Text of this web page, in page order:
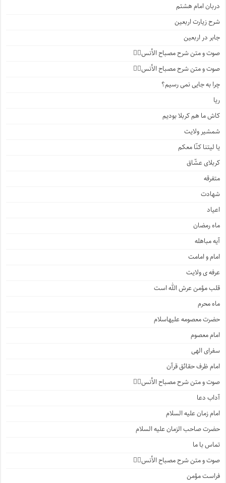
دربان امام هشتم
شرح زیارت اربعین
جابر در اربعین
صوت و متن شرح مصباح الأنس۴️⃣
صوت و متن شرح مصباح الأنس۳️⃣
چرا به جایی نمی رسیم؟
ریا
کاش ما هم کربلا بودیم
شمشیر ولایت
یا لیتنا کنّا معکم
کربلای عشّاق
متفرقه
شهادت
اعیاد
ماه رمضان
آیه مباهله
امام و امامت
عرفه ی ولایت
قلب مؤمن عرش الله است
ماه محرم
حضرت معصومه علیهاسلام
امام معصوم
سفرای الهی
امام ظرف حقائق قرآن
صوت و متن شرح مصباح الأنس۲️⃣
آداب دعا
امام زمان علیه السلام
حضرت صاحب الزمان علیه السلام
تماس با ما
صوت و متن شرح مصباح الأنس۱️⃣
فراست مؤمن